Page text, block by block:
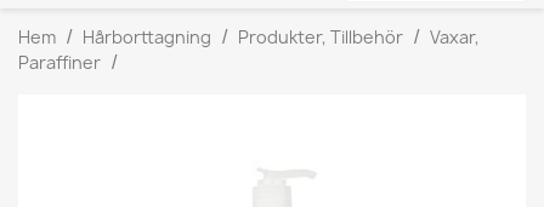
Hem Hårborttagning Produkter, Tillbehör
Vaxar,
Paraffiner